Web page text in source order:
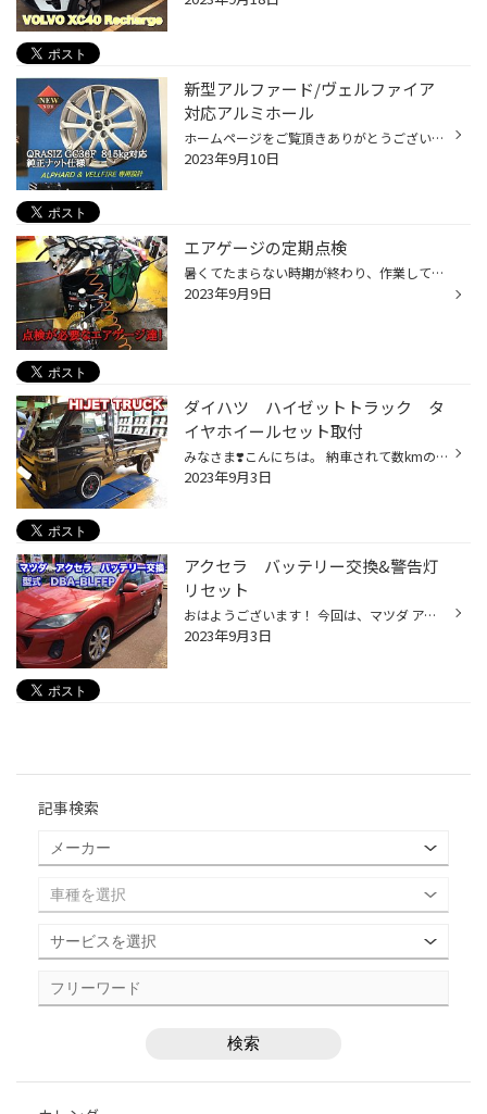
新型アルファード/ヴェルファイア
対応アルミホール
ホームページをご覧頂きありがとうございます( ◠‿◠ ) 今日は新型アルファード/ヴェルファイアに装着可能アルミホイールのご紹介です！ スノーホイールとしてオススメする17・18インチのアルミホイールになります。 新型アル/ヴェル（40/45系）5H120とM14x1.5に変更されているため 前モデルのアルミ...
2023年9月10日
エアゲージの定期点検
暑くてたまらない時期が終わり、作業していても辛くなくなってほっとしています。 毎年のことですが、そろそろスタットレスの準備をする時期になりました。 そこで、現在使用しているエアゲージが適正空気圧表示しているのかマスターゲージを 使用して点検しました。マスターゲージにて、200kpa、25...
2023年9月9日
ダイハツ ハイゼットトラック タ
イヤホイールセット取付
みなさま❣️こんにちは。 納車されて数kmのハイゼット トラックのアルミホイールを取付けしました。 最近流行りのマッドなデザインのアルミホイール。 交換すると軽トラがずごく〜イカしてる感じ！昔と違い……軽トラックがオシャレになりドレスアップするお客様も増えています。 今回の装着サイズとカ...
2023年9月3日
アクセラ バッテリー交換&警告灯
リセット
おはようございます！ 今回は、マツダ アクセラのバッテリー交換と警告灯が点灯しているので初期化します。i-stop警告灯が点滅、スパナマーク点灯バッテリーの寿命が原因で点灯したのかバッテリーを点検します。 点検結果がこちら↓↓前回の交換履歴は2019年1月に交換。約4年で寿命のようですね……ざん...
2023年9月3日
記事検索